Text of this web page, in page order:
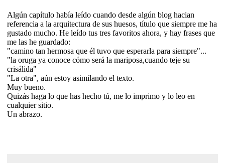
Algún capítulo había leído cuando desde algún blog hacian
referencia a la arquitectura de sus huesos, título que siempre me ha
gustado mucho. He leído tus tres favoritos ahora, y hay frases que
me las he guardado:
"camino tan hermosa que él tuvo que esperarla para siempre"...
"la oruga ya conoce cómo será la mariposa,cuando teje su
crisálida"
"La otra", aún estoy asimilando el texto.
Muy bueno.
Quizás haga lo que has hecho tú, me lo imprimo y lo leo en
cualquier sitio.
Un abrazo.